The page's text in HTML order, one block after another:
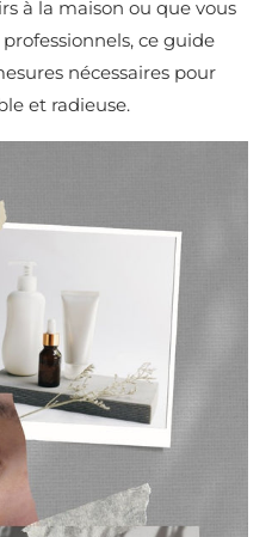
à la maison ou que vous
ce guide
nécessaires pour
et radieuse.